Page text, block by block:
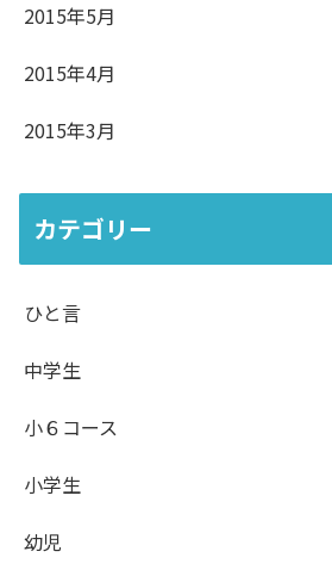
2015年5月
2015年4月
2015年3月
カテゴリー
ひと言
中学生
小６コース
小学生
幼児